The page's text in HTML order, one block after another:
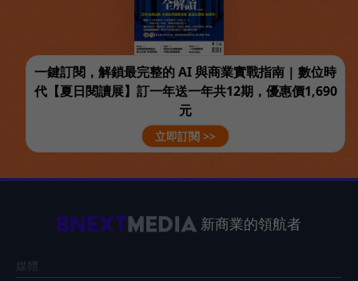
一鍵訂閱，解鎖最完整的 AI 與商業實戰指南 | 數位時
代【夏日閱讀展】訂一年送一年共12期，優惠價1,690
元
立即訂閱 >>
新商業的領航者
媒體